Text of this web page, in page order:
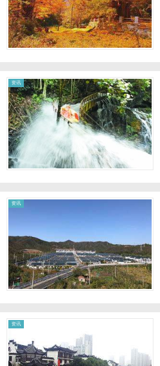
资讯
资讯
资讯